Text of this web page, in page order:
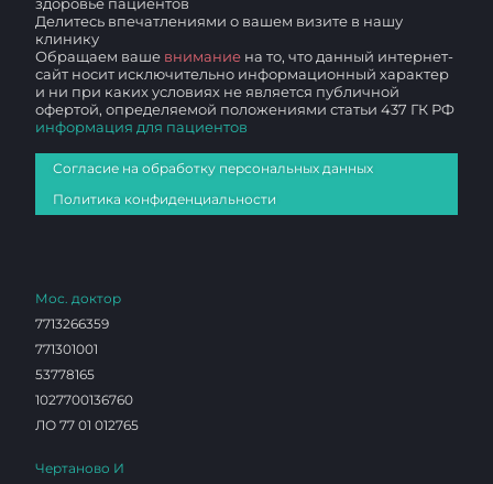
Делитесь впечатлениями о вашем визите в нашу
клинику
Обращаем ваше внимание на то, что данный интернет-
сайт носит исключительно информационный характер
и ни при каких условиях не является публичной
офертой, определяемой положениями статьи 437 ГК РФ
информация для пациентов
Согласие на обработку персональных данных
Политика конфиденциальности
Мос. доктор
7713266359
771301001
53778165
1027700136760
ЛО 77 01 012765
Чертаново И